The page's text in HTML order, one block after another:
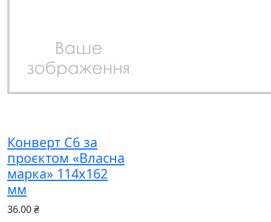
Конверт С6 за
проєктом «Власна
марка» 114x162
мм
36.00 ₴